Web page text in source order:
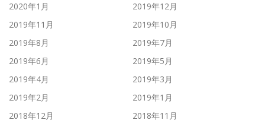
2020年1月
2019年12月
2019年11月
2019年10月
2019年8月
2019年7月
2019年6月
2019年5月
2019年4月
2019年3月
2019年2月
2019年1月
2018年12月
2018年11月